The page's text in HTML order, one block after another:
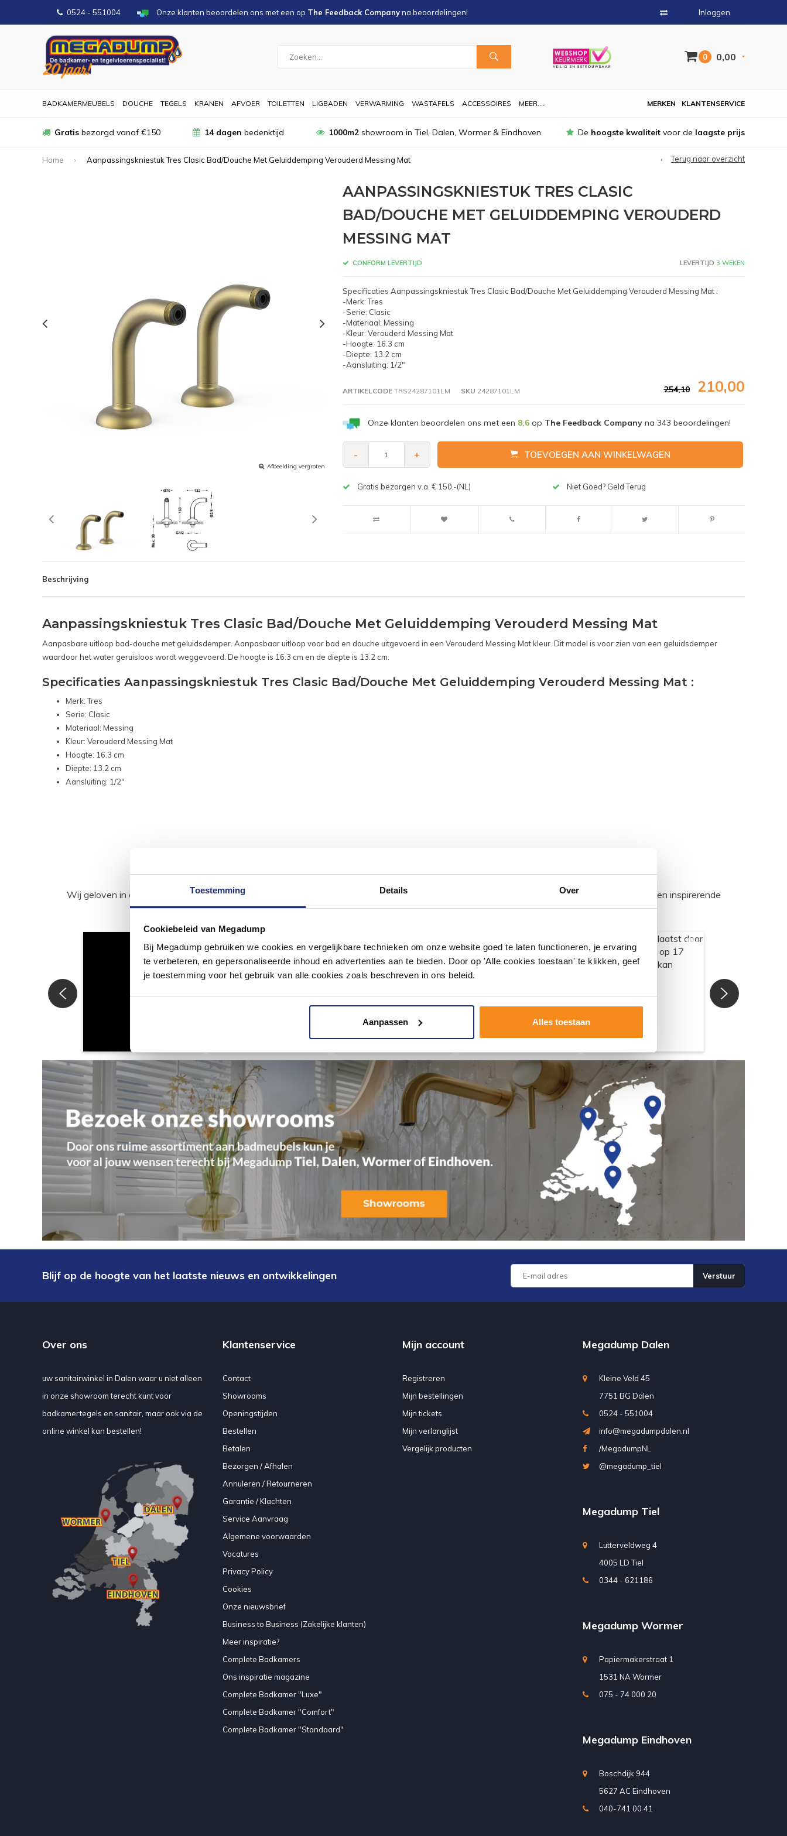
Toestemming Details Over
Cookiebeleid van Megadump
Bij Megadump gebruiken we cookies en vergelijkbare technieken om onze website goed te laten functioneren, je ervaring
te verbeteren, en gepersonaliseerde inhoud en advertenties aan te bieden. Door op 'Alle cookies toestaan' te klikken, geef
je toestemming voor het gebruik van alle cookies zoals beschreven in ons beleid.
Aanpassen Alles toestaan
0524 - 551004 Onze klanten beoordelen ons met een op The Feedback Companyna beoordelingen! Inloggen
0 0,00
BADKAMERMEUBELS DOUCHE TEGELS KRANEN AFVOER TOILETTEN LIGBADEN VERWARMING WASTAFELS ACCESSOIRES MEER.... KLANTENSERVICE
MERKEN
Gratis bezorgd vanaf €150 14 dagen bedenktijd 1000m2showroom in Tiel, Dalen, Wormer & Eindhoven De hoogste kwaliteit voor de laagste prijs
Home Aanpassingskniestuk Tres Clasic Bad/Douche Met Geluiddemping Verouderd Messing Mat Terug naar overzicht
Afbeelding vergroten Afbeelding vergroten
AANPASSINGSKNIESTUK TRES CLASIC
BAD/DOUCHE MET GELUIDDEMPING VEROUDERD
MESSING MAT
CONFORM LEVERTIJD LEVERTIJD 3 WEKEN
Specificaties Aanpassingskniestuk Tres Clasic Bad/Douche Met Geluiddemping Verouderd Messing Mat :
-Merk: Tres
-Serie: Clasic
-Materiaal: Messing
-Kleur: Verouderd Messing Mat
-Hoogte: 16.3 cm
-Diepte: 13.2 cm
-Aansluiting: 1/2"
ARTIKELCODETRS24287101LM SKU 24287101LM 254,10 210,00
Onze klanten beoordelen ons met een 8,6op The Feedback Companyna 343 beoordelingen!
- + TOEVOEGEN AAN WINKELWAGEN
Gratis bezorgen v.a. € 150,-(NL) Niet Goed? Geld Terug
Beschrijving
Aanpassingskniestuk Tres Clasic Bad/Douche Met Geluiddemping Verouderd Messing Mat
Aanpasbare uitloop bad-douche met geluidsdemper. Aanpasbaar uitloop voor bad en douche uitgevoerd in een Verouderd Messing Mat kleur. Dit model is voor zien van een geluidsdemper
waardoor het water geruisloos wordt weggevoerd. De hoogte is 16.3 cm en de diepte is 13.2 cm.
Specificaties Aanpassingskniestuk Tres Clasic Bad/Douche Met Geluiddemping Verouderd Messing Mat :
Merk: Tres
Serie: Clasic
Materiaal: Messing
Kleur: Verouderd Messing Mat
Hoogte: 16.3 cm
Diepte: 13.2 cm
Aansluiting: 1/2"
#mijndroombadkamer
Wij geloven in de kracht van delen. Deel jouw badkamer op Instagram met #mijndroombadkamer en tag @megadumpnl. Samen bouwen we een inspirerende
omgeving vol met unieke badkamerstijlen. Doe je mee?
Blijf op de hoogte van het laatste nieuws en ontwikkelingen Verstuur
Over ons
uw sanitairwinkel in Dalen waar u niet alleen
in onze showroom terecht kunt voor
badkamertegels en sanitair, maar ook via de
online winkel kan bestellen!
Klantenservice
Contact
Showrooms
Openingstijden
Bestellen
Betalen
Bezorgen / Afhalen
Annuleren / Retourneren
Garantie / Klachten
Service Aanvraag
Algemene voorwaarden
Vacatures
Privacy Policy
Cookies
Onze nieuwsbrief
Business to Business (Zakelijke klanten)
Meer inspiratie?
Complete Badkamers
Ons inspiratie magazine
Complete Badkamer "Luxe"
Complete Badkamer "Comfort"
Complete Badkamer "Standaard"
Mijn account
Registreren
Mijn bestellingen
Mijn tickets
Mijn verlanglijst
Vergelijk producten
Megadump Dalen
Kleine Veld 45
7751 BG Dalen
0524 - 551004
info@megadumpdalen.nl
/MegadumpNL
@megadump_tiel
Megadump Tiel
Lutterveldweg 4
4005 LD Tiel
0344 - 621186
Megadump Wormer
Papiermakerstraat 1
1531 NA Wormer
075 - 74 000 20
Megadump Eindhoven
Boschdijk 944
5627 AC Eindhoven
040-741 00 41